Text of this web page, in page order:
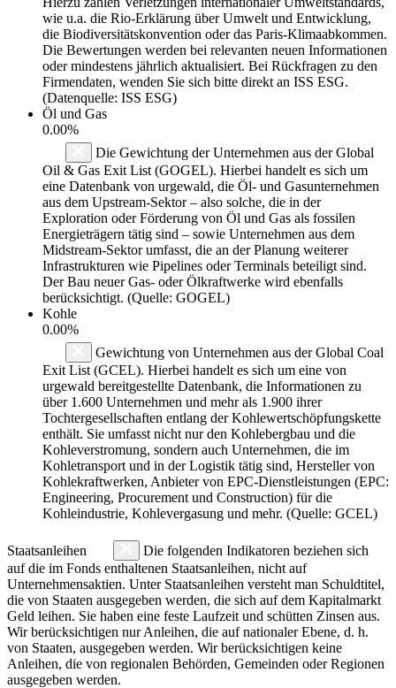
wie u.a. die Rio-Erklärung über Umwelt und Entwicklung,
die Biodiversitätskonvention oder das Paris-Klimaabkommen.
Die Bewertungen werden bei relevanten neuen Informationen
oder mindestens jährlich aktualisiert. Bei Rückfragen zu den
Firmendaten, wenden Sie sich bitte direkt an ISS ESG.
(Datenquelle: ISS ESG)
Öl und Gas
0.00%
Die Gewichtung der Unternehmen aus der Global
Oil & Gas Exit List (GOGEL). Hierbei handelt es sich um
eine Datenbank von urgewald, die Öl- und Gasunternehmen
aus dem Upstream-Sektor – also solche, die in der
Exploration oder Förderung von Öl und Gas als fossilen
Energieträgern tätig sind – sowie Unternehmen aus dem
Midstream-Sektor umfasst, die an der Planung weiterer
Infrastrukturen wie Pipelines oder Terminals beteiligt sind.
Der Bau neuer Gas- oder Ölkraftwerke wird ebenfalls
berücksichtigt. (Quelle: GOGEL)
Kohle
0.00%
Gewichtung von Unternehmen aus der Global Coal
Exit List (GCEL). Hierbei handelt es sich um eine von
urgewald bereitgestellte Datenbank, die Informationen zu
über 1.600 Unternehmen und mehr als 1.900 ihrer
Tochtergesellschaften entlang der Kohlewertschöpfungskette
enthält. Sie umfasst nicht nur den Kohlebergbau und die
Kohleverstromung, sondern auch Unternehmen, die im
Kohletransport und in der Logistik tätig sind, Hersteller von
Kohlekraftwerken, Anbieter von EPC-Dienstleistungen (EPC:
Engineering, Procurement und Construction) für die
Kohleindustrie, Kohlevergasung und mehr. (Quelle: GCEL)
Staatsanleihen
Die folgenden Indikatoren beziehen sich
auf die im Fonds enthaltenen Staatsanleihen, nicht auf
Unternehmensaktien. Unter Staatsanleihen versteht man Schuldtitel,
die von Staaten ausgegeben werden, die sich auf dem Kapitalmarkt
Geld leihen. Sie haben eine feste Laufzeit und schütten Zinsen aus.
Wir berücksichtigen nur Anleihen, die auf nationaler Ebene, d. h.
von Staaten, ausgegeben werden. Wir berücksichtigen keine
Anleihen, die von regionalen Behörden, Gemeinden oder Regionen
ausgegeben werden.